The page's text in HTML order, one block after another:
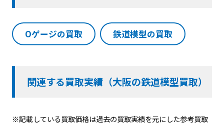
Oゲージの買取 鉄道模型の買取
関連する買取実績（大阪の鉄道模型買取）
※記載している買取価格は過去の買取実績を元にした参考買取